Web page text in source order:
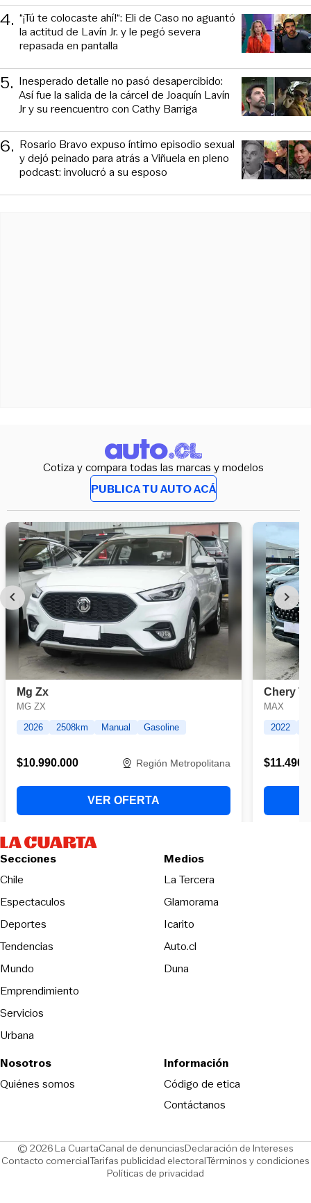
4. “¡Tú te colocaste ahí!“: Eli de Caso no aguantó
la actitud de Lavín Jr. y le pegó severa
repasada en pantalla
5. Inesperado detalle no pasó desapercibido:
Así fue la salida de la cárcel de Joaquín Lavín
Jr y su reencuentro con Cathy Barriga
6. Rosario Bravo expuso íntimo episodio sexual
y dejó peinado para atrás a Viñuela en pleno
podcast: involucró a su esposo
Cotiza y compara todas las marcas y modelos
PUBLICA TU AUTO ACÁ
Secciones
Chile
Espectaculos
Deportes
Tendencias
Mundo
Emprendimiento
Servicios
Urbana
Medios
La TerceraOpens in new
Glamorama
Icarito
Auto.cl
DunaOpens in new window
Nosotros
Quiénes somos
Información
Código de eticaOpens in new
Contáctanos
© 2026 La CuartaCanal de denunciasOpens in new window
Declaración de Intereses
Contacto comercialOpens in new window
Tarifas publicidad electoralOpens in new window
Términos y condiciones
Políticas de privacidad